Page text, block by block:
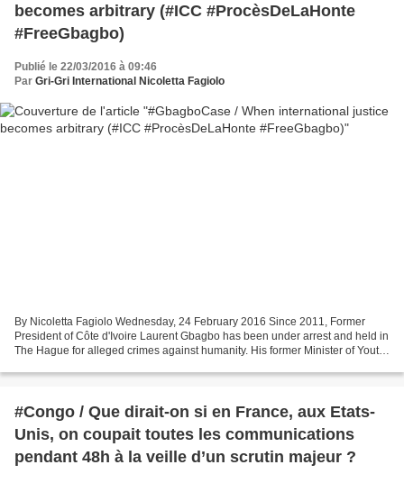
becomes arbitrary (#ICC #ProcèsDeLaHonte
#FreeGbagbo)
Publié le 22/03/2016 à 09:46
Par Gri-Gri International Nicoletta Fagiolo
By Nicoletta Fagiolo Wednesday, 24 February 2016 Since 2011, Former
President of Côte d'Ivoire Laurent Gbagbo has been under arrest and held in
The Hague for alleged crimes against humanity. His former Minister of Youth
#Congo / Que dirait-on si en France, aux Etats-
Unis, on coupait toutes les communications
pendant 48h à la veille d’un scrutin majeur ?